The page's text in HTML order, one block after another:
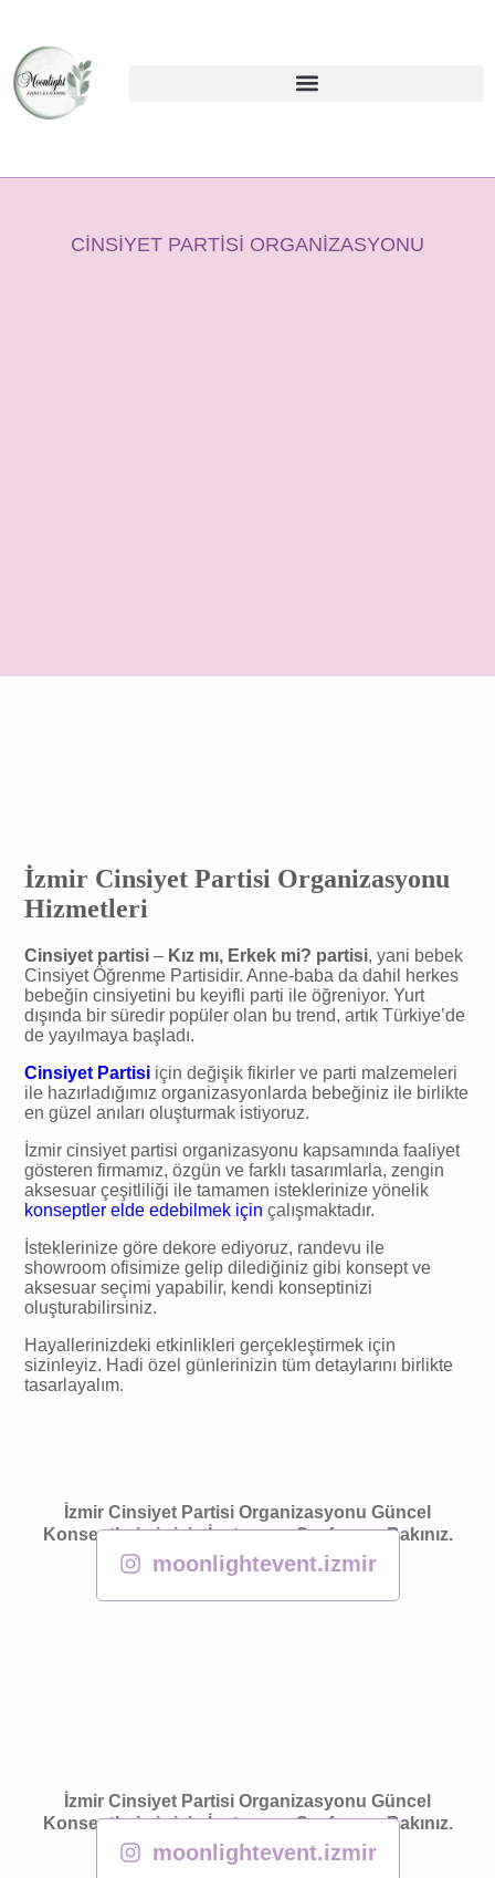
CINSIYET PARTISI ORGANIZASYONU
İzmir Cinsiyet Partisi Organizasyonu
Hizmetleri
Cinsiyet partisi – Kız mı, Erkek mi? partisi, yani bebek
Cinsiyet Öğrenme Partisidir. Anne-baba da dahil herkes
bebeğin cinsiyetini bu keyifli parti ile öğreniyor. Yurt
dışında bir süredir popüler olan bu trend, artık Türkiye’de
de yayılmaya başladı.
Cinsiyet Partisi için değişik fikirler ve parti malzemeleri
ile hazırladığımız organizasyonlarda bebeğiniz ile birlikte
en güzel anıları oluşturmak istiyoruz.
İzmir cinsiyet partisi organizasyonu kapsamında faaliyet
gösteren firmamız, özgün ve farklı tasarımlarla, zengin
aksesuar çeşitliliği ile tamamen isteklerinize yönelik
konseptler elde edebilmek için çalışmaktadır.
İsteklerinize göre dekore ediyoruz, randevu ile
showroom ofisimize gelip dilediğiniz gibi konsept ve
aksesuar seçimi yapabilir, kendi konseptinizi
oluşturabilirsiniz.
Hayallerinizdeki etkinlikleri gerçekleştirmek için
sizinleyiz. Hadi özel günlerinizin tüm detaylarını birlikte
tasarlayalım.
İzmir Cinsiyet Partisi Organizasyonu Güncel
Konseptlerimiz için İnstagram Sayfamıza Bakınız.
moonlightevent.izmir
İzmir Cinsiyet Partisi Organizasyonu Güncel
Konseptlerimiz için İnstagram Sayfamıza Bakınız.
moonlightevent.izmir